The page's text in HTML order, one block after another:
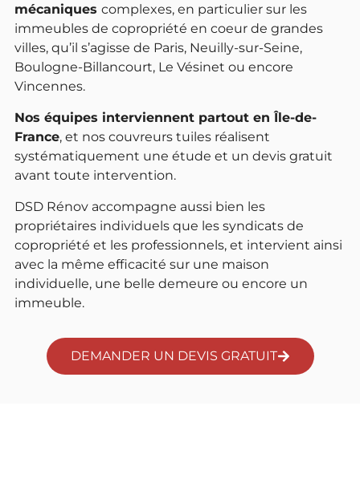
mécaniques complexes, en particulier sur les
immeubles de copropriété en coeur de grandes
villes, qu’il s’agisse de Paris, Neuilly-sur-Seine,
Boulogne-Billancourt, Le Vésinet ou encore
Vincennes.
Nos équipes interviennent partout en Île-de-
France, et nos couvreurs tuiles réalisent
systématiquement une étude et un devis gratuit
avant toute intervention.
DSD Rénov accompagne aussi bien les
propriétaires individuels que les syndicats de
copropriété et les professionnels, et intervient ainsi
avec la même efficacité sur une maison
individuelle, une belle demeure ou encore un
immeuble.
DEMANDER UN DEVIS GRATUIT